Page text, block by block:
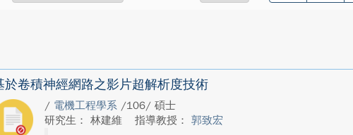
於卷積神經網路之影片超解析度技術
/ 電機工程學系 /106/ 碩士
研究生： 林建維
指導教授：郭致宏